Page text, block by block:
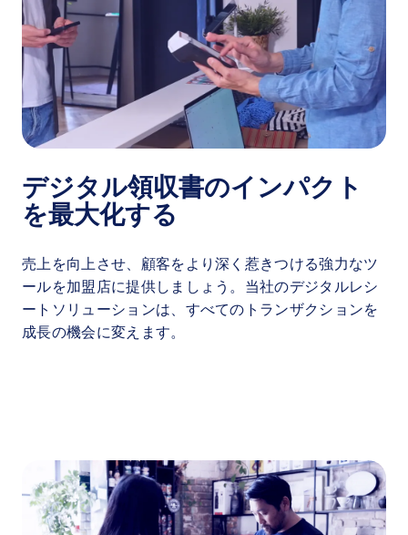
デジタル領収書のインパクト
を最大化する
売上を向上させ、顧客をより深く惹きつける強力なツ
ールを加盟店に提供しましょう。当社のデジタルレシ
ートソリューションは、すべてのトランザクションを
成長の機会に変えます。